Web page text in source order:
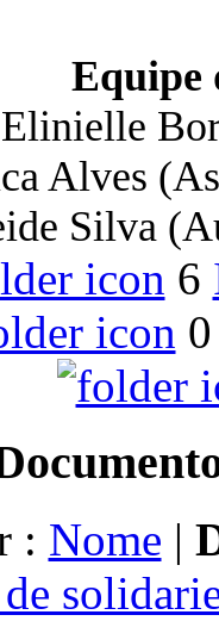
Equipe
Elinielle
Alves
Silva
6
0
: Nome |